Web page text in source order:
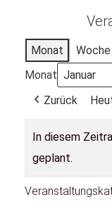
Monat Woche
Monat
Zurück
In diesem
geplant.